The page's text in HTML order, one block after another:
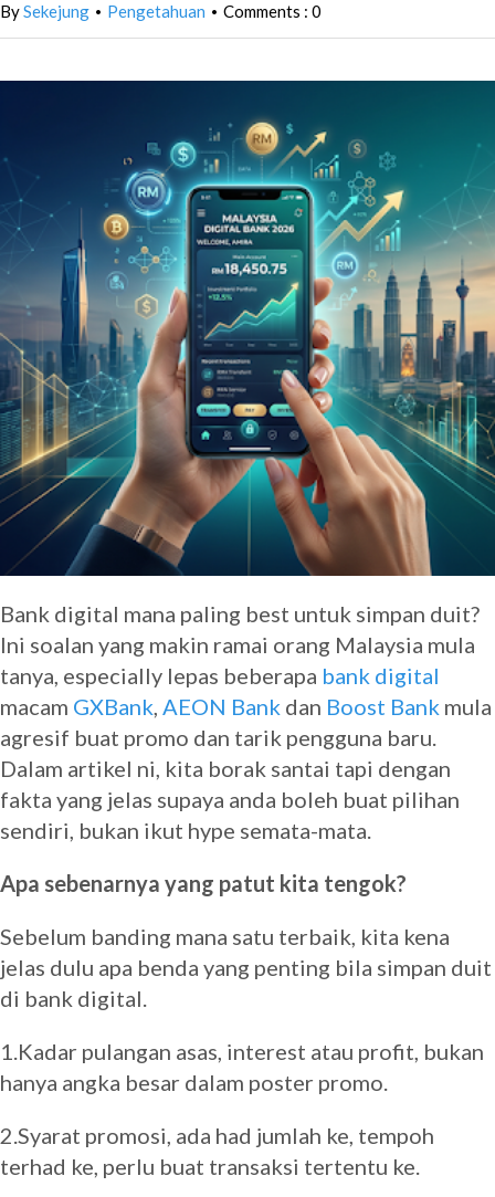
BySekejung • Pengetahuan • Comments : 0
Bank digital mana paling best untuk simpan duit?
Ini soalan yang makin ramai orang Malaysia mula
tanya, especially lepas beberapa bank digital
macam GXBank, AEON Bank dan Boost Bank mula
agresif buat promo dan tarik pengguna baru.
Dalam artikel ni, kita borak santai tapi dengan
fakta yang jelas supaya anda boleh buat pilihan
sendiri, bukan ikut hype semata-mata.
Apa sebenarnya yang patut kita tengok?
Sebelum banding mana satu terbaik, kita kena
jelas dulu apa benda yang penting bila simpan duit
di bank digital.
1.Kadar pulangan asas, interest atau profit, bukan
hanya angka besar dalam poster promo.
2.Syarat promosi, ada had jumlah ke, tempoh
terhad ke, perlu buat transaksi tertentu ke.